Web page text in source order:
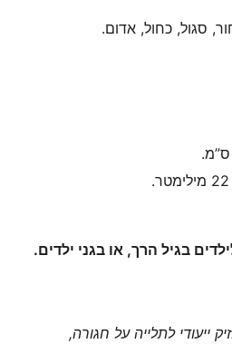
סגול, כחול, אדום.
בגיל הרך, או בגני ילדים.
ייעודי לתלייה על חגורה,